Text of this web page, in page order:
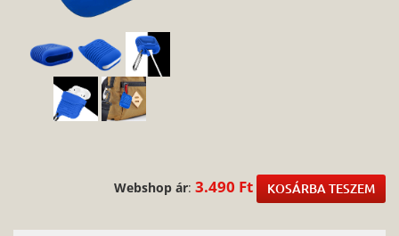
Webshop ár: 3.490 Ft KOSÁRBA TESZEM